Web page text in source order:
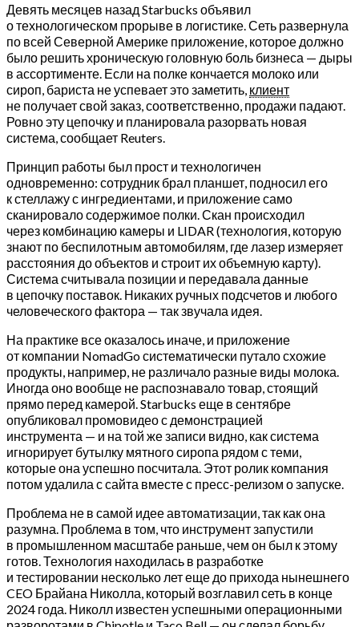
Девять месяцев назад Starbucks объявил
о технологическом прорыве в логистике. Сеть развернула
по всей Северной Америке приложение, которое должно
было решить хроническую головную боль бизнеса — дыры
в ассортименте. Если на полке кончается молоко или
сироп, бариста не успевает это заметить, клиент
не получает свой заказ, соответственно, продажи падают.
Ровно эту цепочку и планировала разорвать новая
система, сообщает Reuters.
Принцип работы был прост и технологичен
одновременно: сотрудник брал планшет, подносил его
к стеллажу с ингредиентами, и приложение само
сканировало содержимое полки. Скан происходил
через комбинацию камеры и LIDAR (технология, которую
знают по беспилотным автомобилям, где лазер измеряет
расстояния до объектов и строит их объемную карту).
Система считывала позиции и передавала данные
в цепочку поставок. Никаких ручных подсчетов и любого
человеческого фактора — так звучала идея.
На практике все оказалось иначе, и приложение
от компании NomadGo систематически путало схожие
продукты, например, не различало разные виды молока.
Иногда оно вообще не распознавало товар, стоящий
прямо перед камерой. Starbucks еще в сентябре
опубликовал промовидео с демонстрацией
инструмента — и на той же записи видно, как система
игнорирует бутылку мятного сиропа рядом с теми,
которые она успешно посчитала. Этот ролик компания
потом удалила с сайта вместе с пресс-релизом о запуске.
Проблема не в самой идее автоматизации, так как она
разумна. Проблема в том, что инструмент запустили
в промышленном масштабе раньше, чем он был к этому
готов. Технология находилась в разработке
и тестировании несколько лет еще до прихода нынешнего
CEO Брайана Николла, который возглавил сеть в конце
2024 года. Николл известен успешными операционными